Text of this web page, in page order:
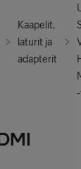
Kaapelit,
laturit ja
adapterit